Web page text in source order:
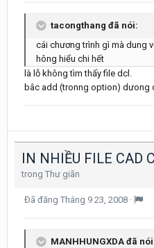
tacongthang đã nói:
cái chương trình gì mà dung
hông hiểu chi hết
là lỗ không tìm thấy file dcl.
bâc add (tronng option) dưong
IN NHIỀU FILE CAD
trong Thư giãn
Đã đăng Tháng 9 23, 2008 ·
MANHHUNGXDA đã